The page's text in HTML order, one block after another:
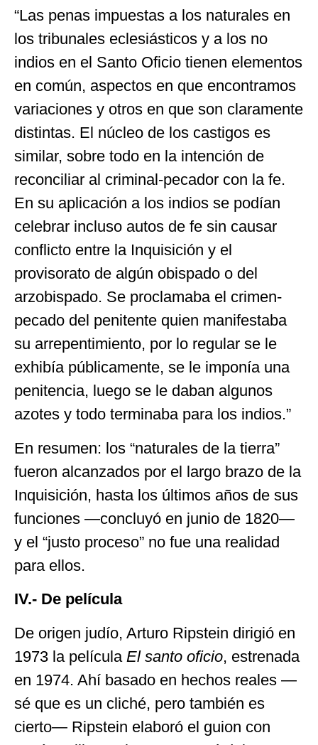
“Las penas impuestas a los naturales en
los tribunales eclesiásticos y a los no
indios en el Santo Oficio tienen elementos
en común, aspectos en que encontramos
variaciones y otros en que son claramente
distintas. El núcleo de los castigos es
similar, sobre todo en la intención de
reconciliar al criminal-pecador con la fe.
En su aplicación a los indios se podían
celebrar incluso autos de fe sin causar
conflicto entre la Inquisición y el
provisorato de algún obispado o del
arzobispado. Se proclamaba el crimen-
pecado del penitente quien manifestaba
su arrepentimiento, por lo regular se le
exhibía públicamente, se le imponía una
penitencia, luego se le daban algunos
azotes y todo terminaba para los indios.”
En resumen: los “naturales de la tierra”
fueron alcanzados por el largo brazo de la
Inquisición, hasta los últimos años de sus
funciones —concluyó en junio de 1820—
y el “justo proceso” no fue una realidad
para ellos.
IV.- De película
De origen judío, Arturo Ripstein dirigió en
1973 la película El santo oficio, estrenada
en 1974. Ahí basado en hechos reales —
sé que es un cliché, pero también es
cierto— Ripstein elaboró el guion con